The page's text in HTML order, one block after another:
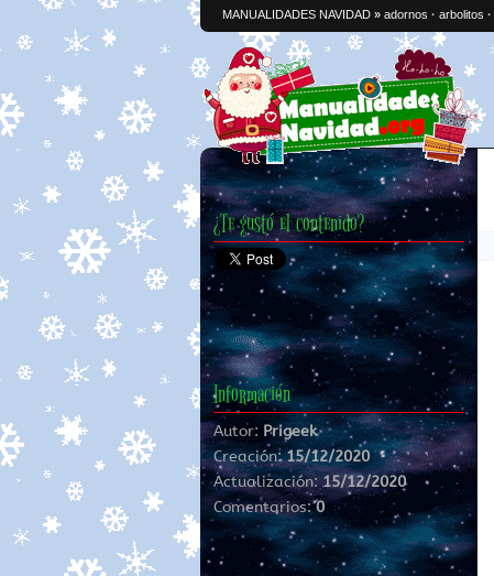
MANUALIDADES NAVIDAD » adornos · arbolitos ·
¿Te gustó el contenido?
Información
Autor: Prigeek
Creación:15/12/2020
Actualización:15/12/2020
Comentarios:0